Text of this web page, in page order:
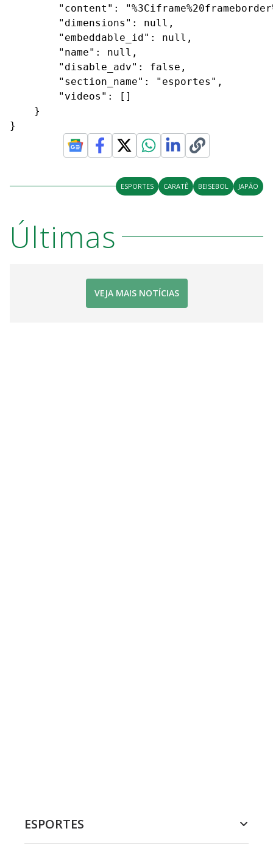
"content":
        "dimensions": null,
        "embeddable_id": null,
        "name": null,
        "disable_adv": false,
        "section_name": "esportes",
        "videos": []
    }
}
ESPORTES CARATÊ BEISEBOL JAPÃO
Últimas
VEJA MAIS NOTÍCIAS
ESPORTES